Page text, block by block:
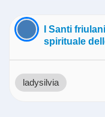
I Santi
spirituale
ladysilvia